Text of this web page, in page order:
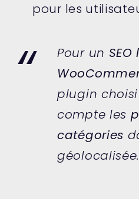
pour les
Pour un
plugin
compte les
catégories
géolocalisée.